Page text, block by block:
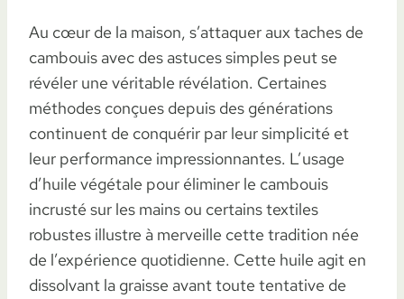
Au cœur de la maison, s’attaquer aux taches de
cambouis avec des astuces simples peut se
révéler une véritable révélation. Certaines
méthodes conçues depuis des générations
continuent de conquérir par leur simplicité et
leur performance impressionnantes. L’usage
d’huile végétale pour éliminer le cambouis
incrusté sur les mains ou certains textiles
robustes illustre à merveille cette tradition née
de l’expérience quotidienne. Cette huile agit en
dissolvant la graisse avant toute tentative de